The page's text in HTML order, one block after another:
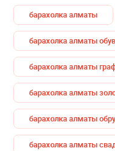
барахолка алматы
барахолка алматы
барахолка алматы
барахолка алматы
барахолка алматы
барахолка алматы